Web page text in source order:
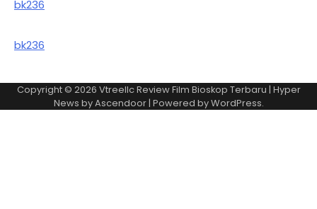
bk236
bk236
Copyright © 2026 Vtreellc Review Film Bioskop Terbaru | Hyper
News byAscendoor| Powered byWordPress.